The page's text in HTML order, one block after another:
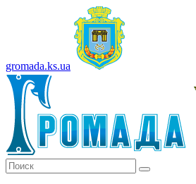
gromada.ks.ua